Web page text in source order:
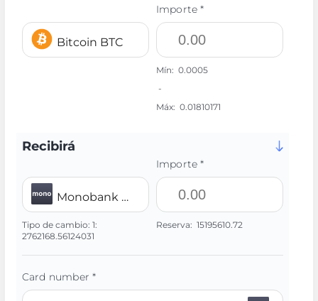
Bitcoin BTC
Importe *
Mín: 0.0005
-
Máx: 0.01810171
Recibirá
Monobank UAH
Tipo de cambio: 1:
2762168.56124031
Importe *
Reserva: 15195610.72
Card number *